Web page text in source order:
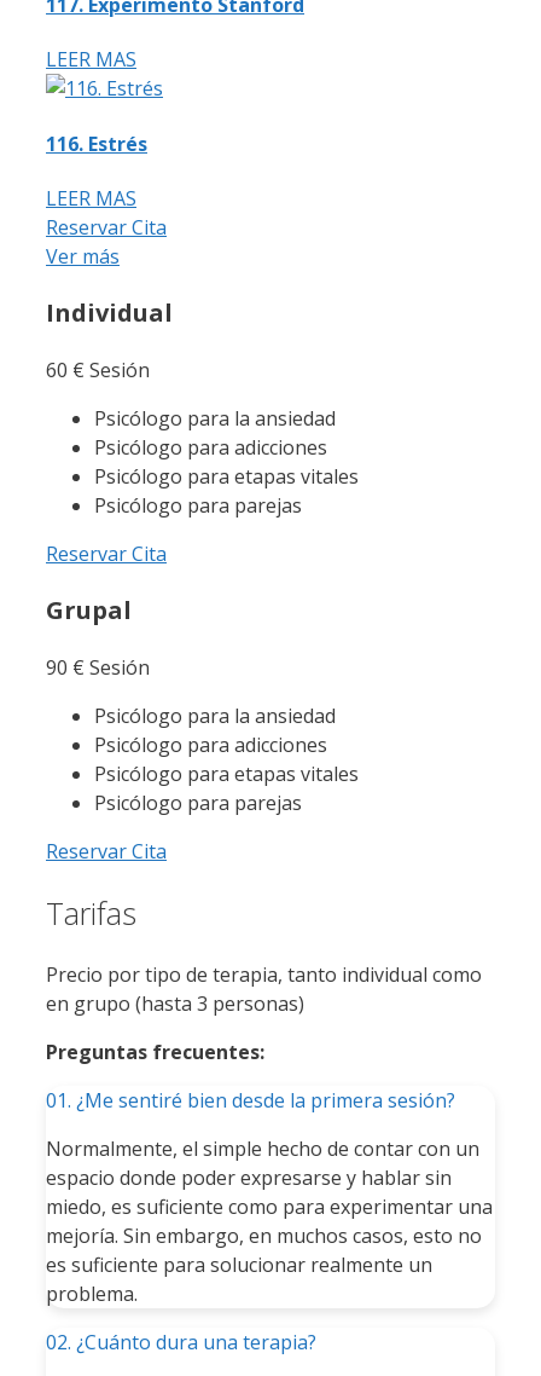
LEER MAS
116. Estrés
LEER MAS
Reservar Cita
Ver más
Individual
60 € Sesión
Psicólogo para la ansiedad
Psicólogo para adicciones
Psicólogo para etapas vitales
Psicólogo para parejas
Reservar Cita
Grupal
90 € Sesión
Psicólogo para la ansiedad
Psicólogo para adicciones
Psicólogo para etapas vitales
Psicólogo para parejas
Reservar Cita
Tarifas
Precio por tipo de terapia, tanto individual como
en grupo (hasta 3 personas)
Preguntas frecuentes:
01. ¿Me sentiré bien desde la primera sesión?
Normalmente, el simple hecho de contar con un
espacio donde poder expresarse y hablar sin
miedo, es suficiente como para experimentar una
mejoría. Sin embargo, en muchos casos, esto no
es suficiente para solucionar realmente un
problema.
02. ¿Cuánto dura una terapia?